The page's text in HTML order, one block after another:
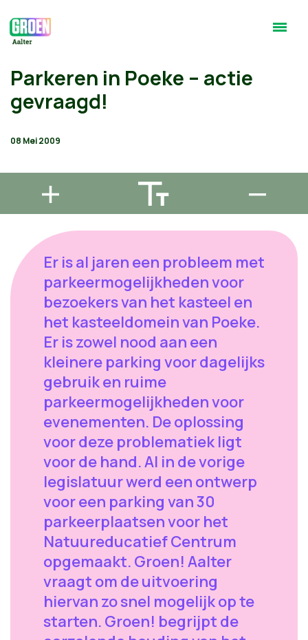
Parkeren in Poeke – actie
gevraagd!
08 Mei 2009
Er is al jaren een probleem met
parkeermogelijkheden voor
bezoekers van het kasteel en
het kasteeldomein van Poeke.
Er is zowel nood aan een
kleinere parking voor dagelijks
gebruik en ruime
parkeermogelijkheden voor
evenementen. De oplossing
voor deze problematiek ligt
voor de hand. Al in de vorige
legislatuur werd een ontwerp
voor een parking van 30
parkeerplaatsen voor het
Natuureducatief Centrum
opgemaakt. Groen! Aalter
vraagt om de uitvoering
hiervan zo snel mogelijk op te
starten. Groen! begrijpt de